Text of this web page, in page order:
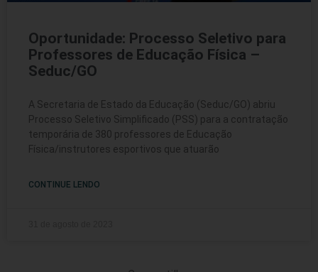
Oportunidade: Processo Seletivo para
Professores de Educação Física –
Seduc/GO
A Secretaria de Estado da Educação (Seduc/GO) abriu
Processo Seletivo Simplificado (PSS) para a contratação
temporária de 380 professores de Educação
Física/instrutores esportivos que atuarão
CONTINUE LENDO